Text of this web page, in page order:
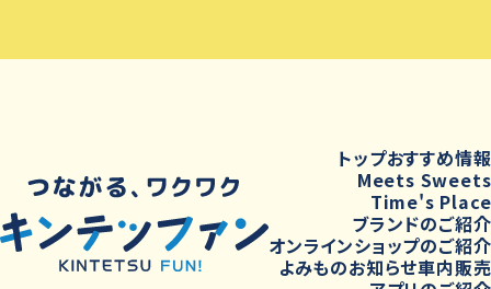
トップおすすめ情報
Meets Sweets
Time's Place
ブランドのご紹介
オンラインショップのご紹介
よみものお知らせ車内販売